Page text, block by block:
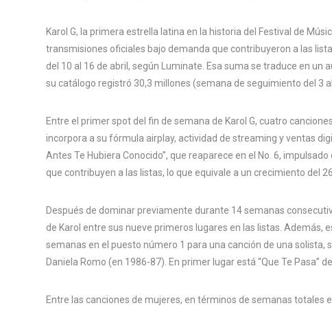
Karol G, la primera estrella latina en la historia del Festival de
transmisiones oficiales bajo demanda que contribuyeron a las
del 10 al 16 de abril, según Luminate. Esa suma se traduce en
su catálogo registró 30,3 millones (semana de seguimiento del 3
Entre el primer spot del fin de semana de Karol G, cuatro
incorpora a su fórmula airplay, actividad de streaming y ventas
Antes Te Hubiera Conocido”, que reaparece en el No. 6,
que contribuyen a las listas, lo que equivale a un crecimiento del
Después de dominar previamente durante 14 semanas
de Karol entre sus nueve primeros lugares en las listas.
semanas en el puesto número 1 para una canción de una solista,
Daniela Romo (en 1986-87). En primer lugar está “Que Te Pasa”
Entre las canciones de mujeres, en términos de semanas totales